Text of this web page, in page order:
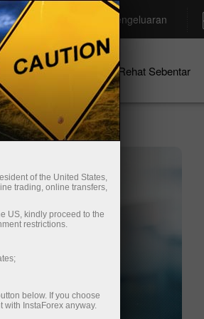
Deposit/Pengeluaran
Kempen Rehat Sebentar
of the United States,
trading, online transfers,
US, kindly proceed to the
restrictions.
below. If you choose
with InstaForex anyway.